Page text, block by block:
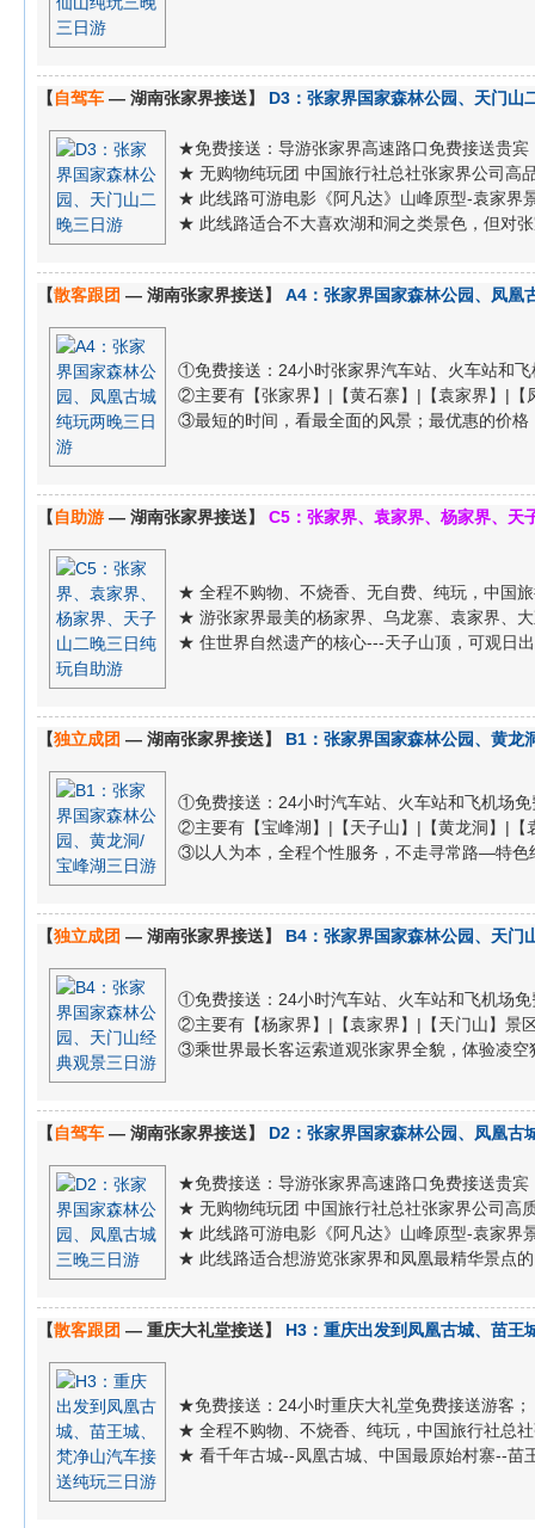
【 自驾车 — 湖南张家界接送】 D3：张家界国家森林公园、天门山
★免费接送：导游张家界高速路口免费接送贵宾
★ 无购物纯玩团 中国旅行社总社张家界公司高
★ 此线路可游电影《阿凡达》山峰原型-袁家界
★ 此线路适合不大喜欢湖和洞之类景色，但对
【散客跟团 — 湖南张家界接送】 A4：张家界国家森林公园、凤凰
①免费接送：24小时张家界汽车站、火车站和飞
②主要有【张家界】|【黄石寨】|【袁家界】|【
③最短的时间，看最全面的风景；最优惠的价格
【 自助游 — 湖南张家界接送】 C5：张家界、袁家界、杨家界、天
★ 全程不购物、不烧香、无自费、纯玩，中国
★ 游张家界最美的杨家界、乌龙寨、袁家界、
★ 住世界自然遗产的核心---天子山顶，可观日
【独立成团 — 湖南张家界接送】 B1：张家界国家森林公园、黄龙
①免费接送：24小时汽车站、火车站和飞机场免
②主要有【宝峰湖】|【天子山】|【黄龙洞】|【
③以人为本，全程个性服务，不走寻常路—特色
【独立成团 — 湖南张家界接送】 B4：张家界国家森林公园、天门
①免费接送：24小时汽车站、火车站和飞机场免
②主要有【杨家界】|【袁家界】|【天门山】景
③乘世界最长客运索道观张家界全貌，体验凌空
【 自驾车 — 湖南张家界接送】 D2：张家界国家森林公园、凤凰古
★免费接送：导游张家界高速路口免费接送贵宾
★ 无购物纯玩团 中国旅行社总社张家界公司高
★ 此线路可游电影《阿凡达》山峰原型-袁家界
★ 此线路适合想游览张家界和凤凰最精华景点
【散客跟团 — 重庆大礼堂接送】 H3：重庆出发到凤凰古城、苗王
★免费接送：24小时重庆大礼堂免费接送游客；
★ 全程不购物、不烧香、纯玩，中国旅行社总
★ 看千年古城--凤凰古城、中国最原始村寨--苗